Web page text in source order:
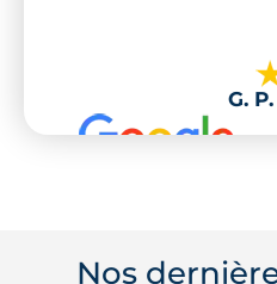
G. P.
Nos